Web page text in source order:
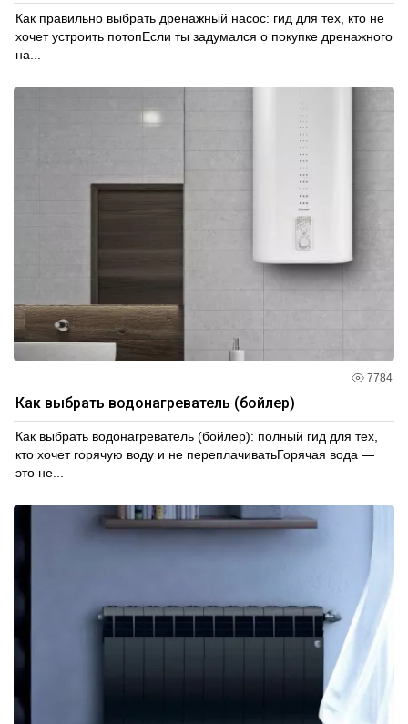
Как правильно выбрать дренажный насос: гид для тех, кто не
хочет устроить потопЕсли ты задумался о покупке дренажного
на...
7784
Как выбрать водонагреватель (бойлер)
Как выбрать водонагреватель (бойлер): полный гид для тех,
кто хочет горячую воду и не переплачиватьГорячая вода —
это не...